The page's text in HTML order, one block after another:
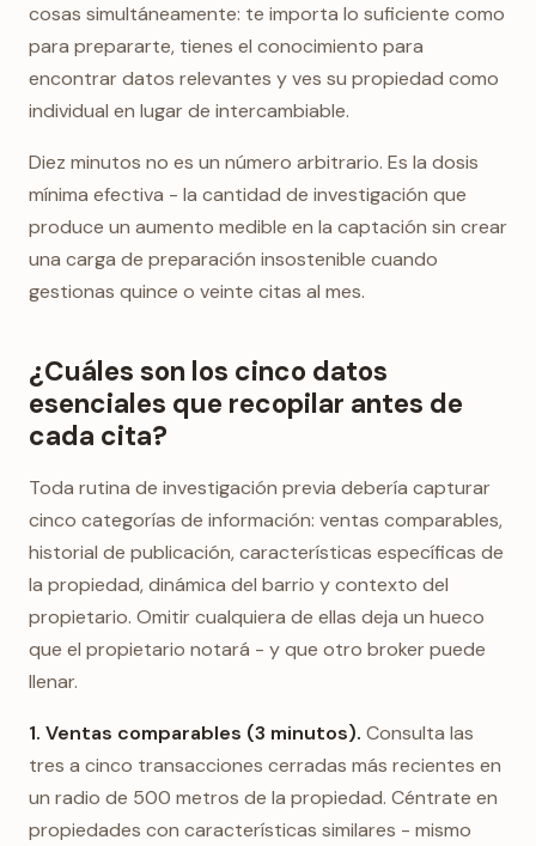
cosas simultáneamente: te importa lo suficiente como
para prepararte, tienes el conocimiento para
encontrar datos relevantes y ves su propiedad como
individual en lugar de intercambiable.
Diez minutos no es un número arbitrario. Es la dosis
mínima efectiva - la cantidad de investigación que
produce un aumento medible en la captación sin crear
una carga de preparación insostenible cuando
gestionas quince o veinte citas al mes.
¿Cuáles son los cinco datos
esenciales que recopilar antes de
cada cita?
Toda rutina de investigación previa debería capturar
cinco categorías de información: ventas comparables,
historial de publicación, características específicas de
la propiedad, dinámica del barrio y contexto del
propietario. Omitir cualquiera de ellas deja un hueco
que el propietario notará - y que otro broker puede
llenar.
1. Ventas comparables (3 minutos). Consulta las
tres a cinco transacciones cerradas más recientes en
un radio de 500 metros de la propiedad. Céntrate en
propiedades con características similares - mismo